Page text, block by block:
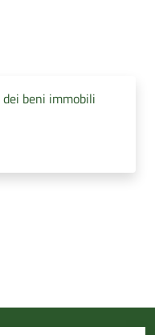
beni immobili